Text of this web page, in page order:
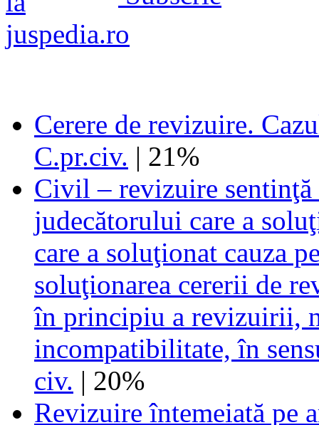
Cerere de revizuire.
C.pr.civ. | 21%
Civil – revizuire
judecătorului care a
care a soluţionat cauza
soluţionarea cererii de
în principiu a revizuirii,
incompatibilitate, în
civ. | 20%
Revizuire întemeiată pe